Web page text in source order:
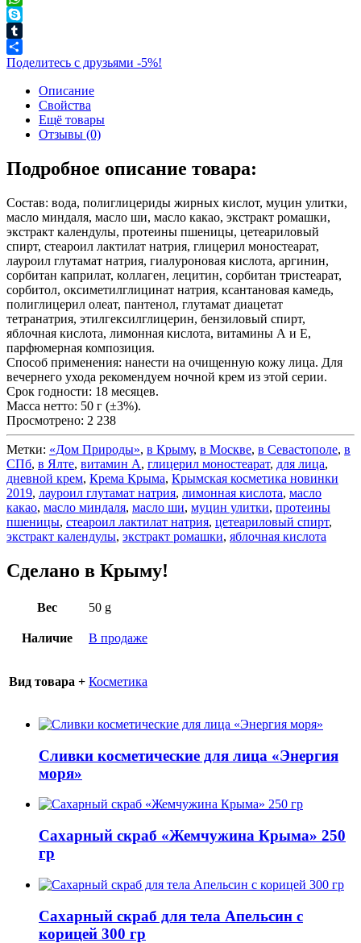
WhatsApp
Skype
Tumblr
Поделитесь с друзьями -5%!
Описание
Свойства
Ещё товары
Отзывы (0)
Подробное описание товара:
Состав: вода, полиглицериды жирных кислот, муцин улитки,
масло миндаля, масло ши, масло какао, экстракт ромашки,
экстракт календулы, протеины пшеницы, цетеариловый
спирт, стеароил лактилат натрия, глицерил моностеарат,
лауроил глутамат натрия, гиалуроновая кислота, аргинин,
сорбитан каприлат, коллаген, лецитин, сорбитан тристеарат,
сорбитол, оксиметилглицинат натрия, ксантановая камедь,
полиглицерил олеат, пантенол, глутамат диацетат
тетранатрия, этилгексилглицерин, бензиловый спирт,
яблочная кислота, лимонная кислота, витамины А и Е,
парфюмерная композиция.
Способ применения: нанести на очищенную кожу лица. Для
вечернего ухода рекомендуем ночной крем из этой серии.
Срок годности: 18 месяцев.
Масса нетто: 50 г (±3%).
Просмотрено: 2 238
Метки: «Дом Природы», в Крыму, в Москве, в Севастополе, в
СПб, в Ялте, витамин А, глицерил моностеарат, для лица,
дневной крем, Крема Крыма, Крымская косметика новинки
2019, лауроил глутамат натрия, лимонная кислота, масло
какао, масло миндаля, масло ши, муцин улитки, протеины
пшеницы, стеароил лактилат натрия, цетеариловый спирт,
экстракт календулы, экстракт ромашки, яблочная кислота
Сделано в Крыму!
Вес 50 g
Наличие В продаже
Вид товара + Косметика
Сливки косметические для лица «Энергия
моря»
Сахарный скраб «Жемчужина Крыма» 250
гр
Сахарный скраб для тела Апельсин с
корицей 300 гр